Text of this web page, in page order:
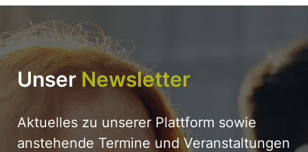
Unser Newsletter
Aktuelles zu unserer Plattform sowie
anstehende Termine und Veranstaltungen